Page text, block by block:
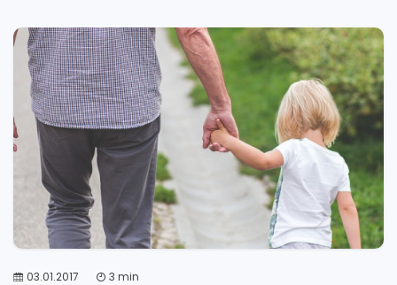
03.01.2017 3 min